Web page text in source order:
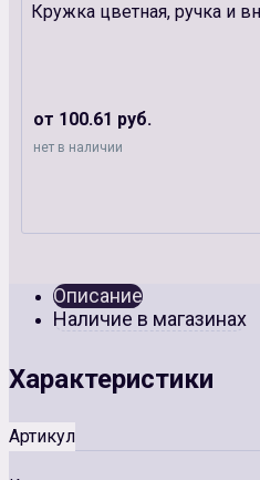
Кружка цветная, ручка и
от 100.61 руб.
нет в наличии
Описание
Наличие в магазинах
Характеристики
Артикул